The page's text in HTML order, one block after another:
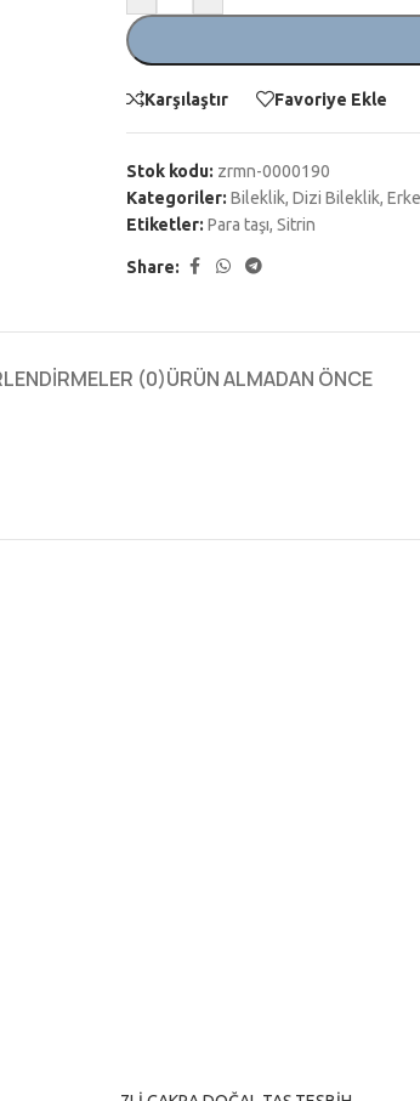
Karşılaştır Favoriye Ekle
Stok kodu: zrmn-0000190
Kategoriler: Bileklik, Dizi Bileklik,
Etiketler: Para taşı, Sitrin
Share:
(0)ÜRÜN ALMADAN ÖNCE